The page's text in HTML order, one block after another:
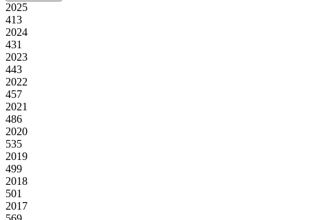
2025
413
2024
431
2023
443
2022
457
2021
486
2020
535
2019
499
2018
501
2017